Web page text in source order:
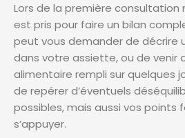
Lors de la première consultation
est pris pour faire un bilan
peut vous demander de décrire
dans votre assiette, ou de venir
alimentaire rempli sur quelques
de repérer d’éventuels
possibles, mais aussi vos points
s’appuyer.